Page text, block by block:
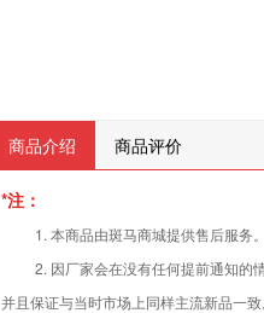
商品介绍 商品评价
*注：
1. 本商品由斑马商城提供售后服务
2. 因厂家会在没有任何提前通知的
并且保证与当时市场上同样主流新品一